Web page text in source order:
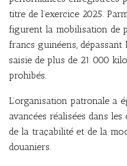
titre de l’exercice 2025.
figurent la mobilisation de
francs guinéens,
saisie de plus de 21 000
prohibés.
L’organisation patronale a
avancées réalisées dans
de la traçabilité et de la
douaniers.